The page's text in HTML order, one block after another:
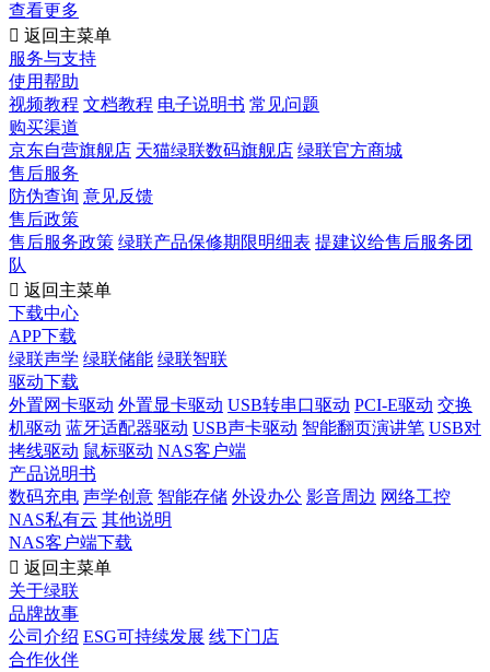
查看更多
 返回主菜单
服务与支持
使用帮助
视频教程 文档教程 电子说明书 常见问题
购买渠道
京东自营旗舰店 天猫绿联数码旗舰店 绿联官方商城
售后服务
防伪查询 意见反馈
售后政策
售后服务政策 绿联产品保修期限明细表 提建议给售后服务团
队
 返回主菜单
下载中心
APP下载
绿联声学 绿联储能 绿联智联
驱动下载
外置网卡驱动 外置显卡驱动 USB转串口驱动 PCI-E驱动 交换
机驱动 蓝牙适配器驱动 USB声卡驱动 智能翻页演讲笔 USB对
拷线驱动 鼠标驱动 NAS客户端
产品说明书
数码充电 声学创意 智能存储 外设办公 影音周边 网络工控
NAS私有云 其他说明
NAS客户端下载
 返回主菜单
关于绿联
品牌故事
公司介绍 ESG可持续发展 线下门店
合作伙伴